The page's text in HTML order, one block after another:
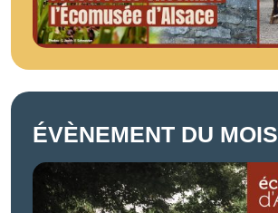
ÉVÈNEMENT DU MOIS